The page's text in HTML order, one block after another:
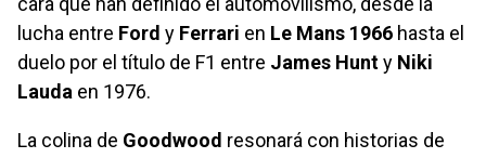
lucha entre Ford y Ferrari en Le Mans 1966 hasta el
duelo por el título de F1 entre James Hunty Niki
Lauda en 1976.
La colina de Goodwood resonará con historias de